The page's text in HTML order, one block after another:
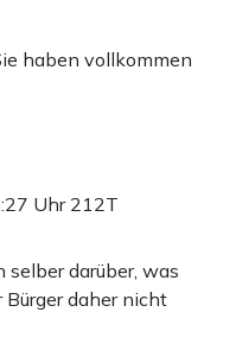
haben vollkommen
Uhr 212T
selber darüber, was
daher nicht